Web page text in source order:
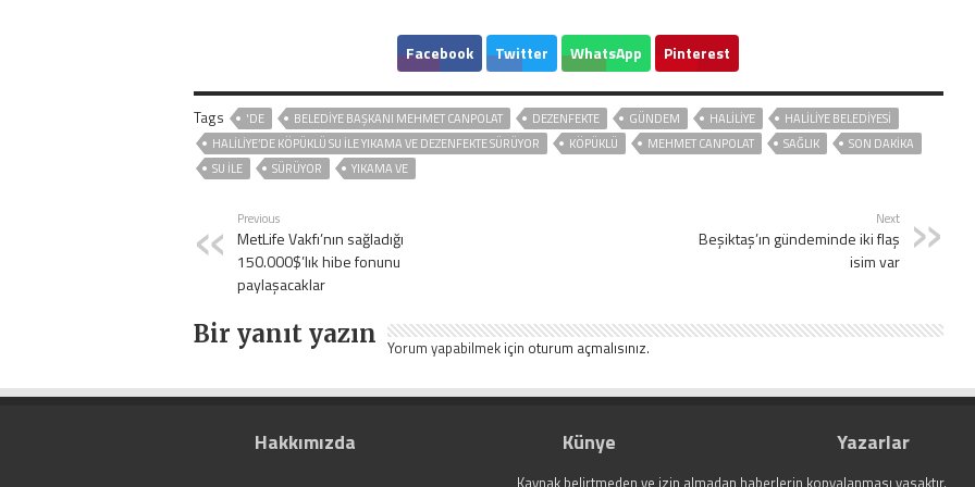
Facebook Twitter WhatsApp Pinterest
Tags 'DE BELEDIYE BAŞKANI MEHMET CANPOLAT DEZENFEKTE GÜNDEM HALILIYE
HALİLİYE BELEDİYESİ
HALİLİYE’DE KÖPÜKLÜ SU İLE YIKAMA VE DEZENFEKTE SÜRÜYOR
KÖPÜKLÜ MEHMET CANPOLAT SAĞLIK
SON DAKIKA
SU İLE
SÜRÜYOR YIKAMA VE
Previous
MetLife Vakfı’nın sağladığı
150.000$’lık hibe fonunu
paylaşacaklar
Next
Beşiktaş’ın gündeminde iki flaş
isim var
Bir yanıt yazın Yorum yapabilmek için oturum açmalısınız.
Hakkımızda Künye Yazarlar